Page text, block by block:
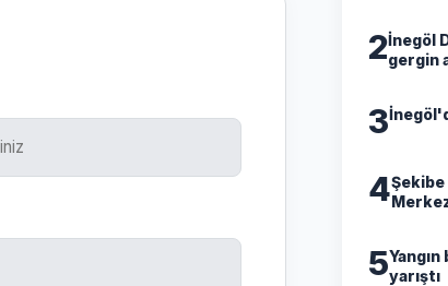
2İnegöl
gergin
3
4Şekibe
5yarıştı